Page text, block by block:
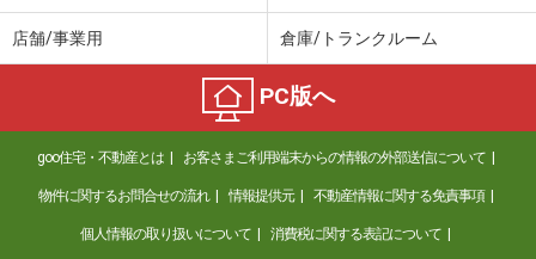
店舗/事業用 倉庫/トランクルーム
PC版へ
goo住宅・不動産とは お客さまご利用端末からの情報の外部送信について
物件に関するお問合せの流れ 情報提供元 不動産情報に関する免責事項
個人情報の取り扱いについて 消費税に関する表記について